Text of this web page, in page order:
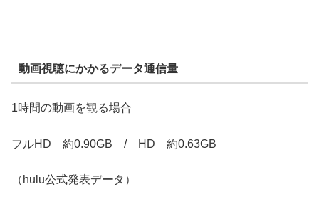
動画視聴にかかるデータ通信量
1時間の動画を観る場合
フルHD 約0.90GB / HD 約0.63GB
（hulu公式発表データ）